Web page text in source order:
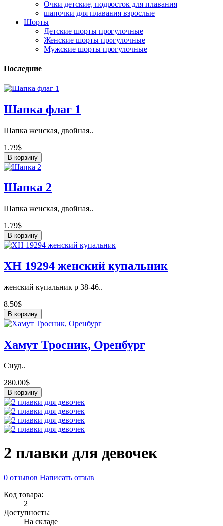
Очки детские, подросток для плавания
шапочки для плавания взрослые
Шорты
Детские шорты прогулочные
Женские шорты прогулочные
Мужские шорты прогулочные
Последние
Шапка флаг 1
Шапка женская, двойная..
1.79$
В корзину
Шапка 2
Шапка женская, двойная..
1.79$
В корзину
ХН 19294 женский купальник
женский купальник р 38-46..
8.50$
В корзину
Хамут Тросник, Оренбург
Снуд..
280.00$
В корзину
2 плавки для девочек
0 отзывов Написать отзыв
Код товара:
2
Доступность:
На складе